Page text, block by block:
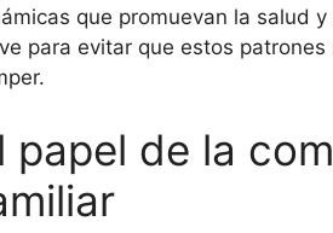
que promuevan la salud
para evitar que estos
papel de la